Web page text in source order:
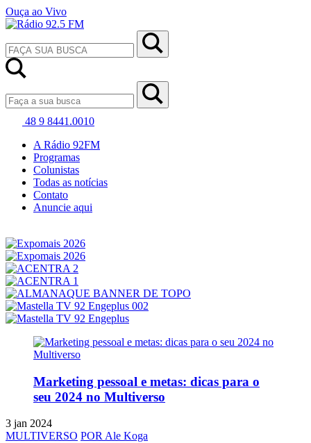
Ouça ao Vivo
48 9 8441.0010
A Rádio 92FM
Programas
Colunistas
Todas as notícias
Contato
Anuncie aqui
Marketing pessoal e metas: dicas para o
seu 2024 no Multiverso
3 jan 2024
MULTIVERSO POR Ale Koga